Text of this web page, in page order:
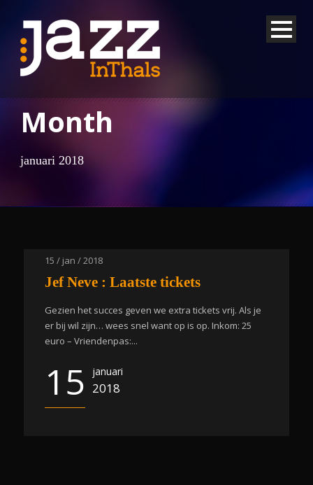
Month
januari 2018
15 / jan / 2018
Jef Neve : Laatste tickets
Gezien het succes geven we extra tickets vrij. Als je
er bij wil zijn… wees snel want op is op. Inkom: 25
euro – Vriendenpas:...
15 januari
2018